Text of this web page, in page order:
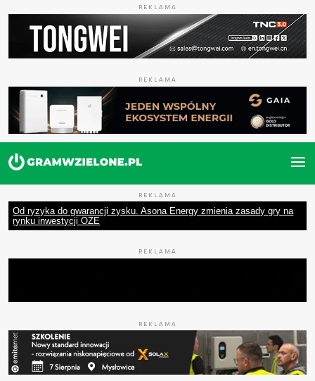
REKLAMA
REKLAMA
REKLAMA
Od ryzyka do gwarancji zysku. Asona Energy zmienia zasady gry na
rynku inwestycji OZE
REKLAMA
REKLAMA